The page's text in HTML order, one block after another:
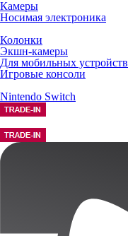
Камеры
Носимая электроника
Колонки
Экшн-камеры
Для мобильных устройств
Игровые консоли
Nintendo Switch